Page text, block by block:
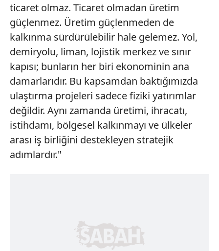
ticaret olmaz. Ticaret olmadan üretim
güçlenmez. Üretim güçlenmeden de
kalkınma sürdürülebilir hale gelemez. Yol,
demiryolu, liman, lojistik merkez ve sınır
kapısı; bunların her biri ekonominin ana
damarlarıdır. Bu kapsamdan baktığımızda
ulaştırma projeleri sadece fiziki yatırımlar
değildir. Aynı zamanda üretimi, ihracatı,
istihdamı, bölgesel kalkınmayı ve ülkeler
arası iş birliğini destekleyen stratejik
adımlardır."